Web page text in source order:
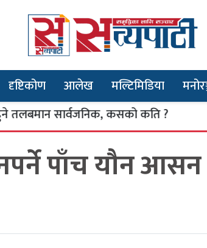
दृष्टिकोण आलेख मल्टिमिडिया
सार्वजनिक, कसको कति ?
पाँच यौन आसन